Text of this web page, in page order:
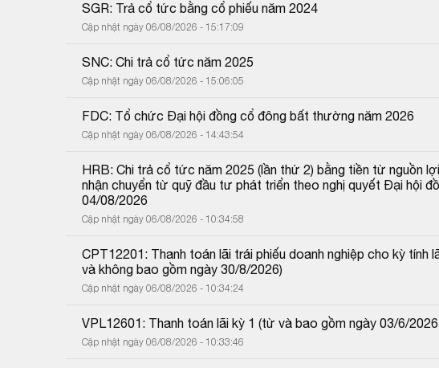
SGR: Trả cổ tức bằng cổ phiếu năm 2024
Cập nhật ngày 06/08/2026 - 15:17:09
SNC: Chi trả cổ tức năm 2025
Cập nhật ngày 06/08/2026 - 15:06:05
FDC: Tổ chức Đại hội đồng cổ đông bất thường năm 2026
Cập nhật ngày 06/08/2026 - 14:43:54
HRB: Chi trả cổ tức năm 2025 (lần thứ 2) bằng tiền từ nguồn
nhận chuyển từ quỹ đầu tư phát triển theo nghị quyết Đại hội
04/08/2026
Cập nhật ngày 06/08/2026 - 10:34:58
CPT12201: Thanh toán lãi trái phiếu doanh nghiệp cho kỳ tính
và không bao gồm ngày 30/8/2026)
Cập nhật ngày 06/08/2026 - 10:34:24
VPL12601: Thanh toán lãi kỳ 1 (từ và bao gồm ngày 03/6/
Cập nhật ngày 06/08/2026 - 10:33:46